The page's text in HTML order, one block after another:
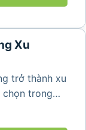
Xu
trở thành xu
chọn trong
hội